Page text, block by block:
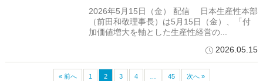
2026年5月15日（金） 配信 日本生産性本部
（前田和敬理事長）は5月15日（金）、「付
加価値増大を軸とした生産性経営の...
2026.05.15
« 前へ 1 2 3 4 45 次へ »